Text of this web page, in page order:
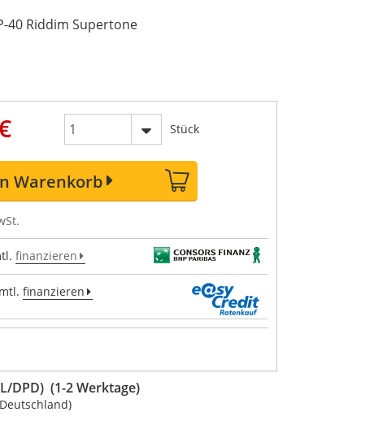
40 Riddim Supertone
Stück
Warenkorb
finanzieren
finanzieren
DPD) (1-2 Werktage)